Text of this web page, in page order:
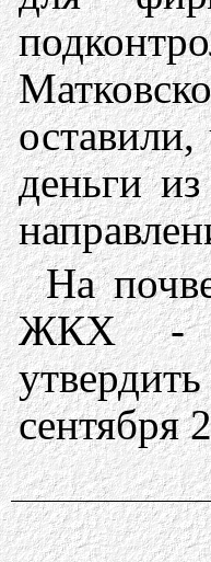
деньги
На
ЖКХ -
сентября